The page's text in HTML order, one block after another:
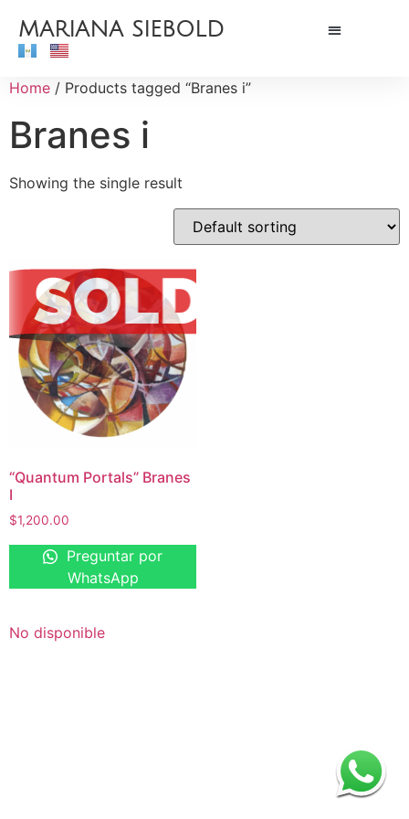
MARIANA SIEBOLD
Home / Products tagged “Branes i”
Branes i
Showing the single result
“Quantum Portals” Branes
I
$1,200.00
Preguntar por
WhatsApp
No disponible